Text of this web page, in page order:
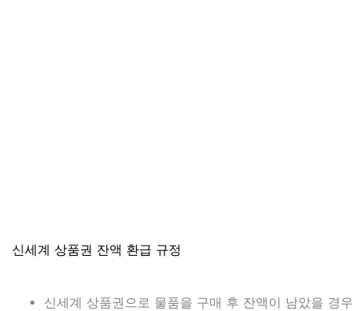
신세계 상품권 잔액 환급 규정
신세계 상품권으로 물품을 구매 후 잔액이 남았을 경우